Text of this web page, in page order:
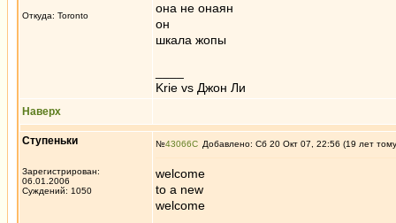
Откуда: Toronto
она не онаян
он
шкала жопы
Krie vs Джон Ли
Наверх
Ступеньки
Зарегистрирован:
06.01.2006
Суждений: 1050
№43066 Добавлено: Сб 20 Окт 07, 22:56 (19 лет
welcome
to a new
welcome